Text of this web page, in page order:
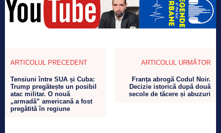
ARTICOLUL PRECEDENT
Tensiuni între SUA și Cuba:
Trump pregătește un posibil
atac militar. O nouă
„armadă” americană a fost
pregătită în regiune
ARTICOLUL URMĂTOR
Franța abrogă Codul Noir.
Decizie istorică după două
secole de tăcere și abuzuri